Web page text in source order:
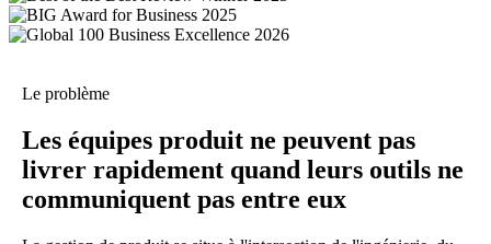
Le problème
Les équipes produit ne peuvent pas
livrer rapidement quand leurs outils ne
communiquent pas entre eux